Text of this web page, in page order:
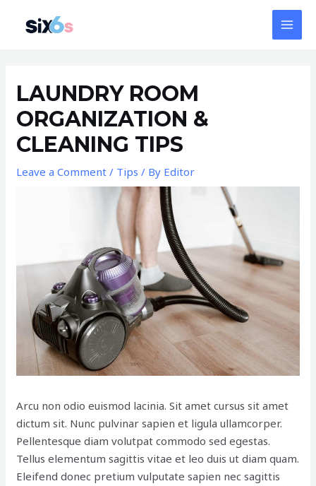
LAUNDRY ROOM
ORGANIZATION &
CLEANING TIPS
Leave a Comment / Tips / By Editor
Arcu non odio euismod lacinia. Sit amet cursus sit amet
dictum sit. Nunc pulvinar sapien et ligula ullamcorper.
Pellentesque diam volutpat commodo sed egestas.
Tellus elementum sagittis vitae et leo duis ut diam quam.
Eleifend donec pretium vulputate sapien nec sagittis